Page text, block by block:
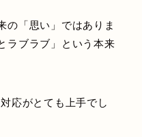
の「思い」ではありま
ラブラブ」という本来
応がとても上手でし